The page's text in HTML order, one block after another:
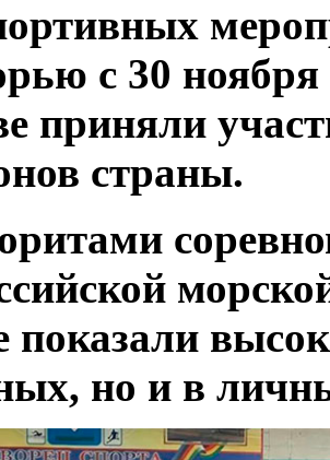
с 30 ноября
приняли
страны.
показали
но и в